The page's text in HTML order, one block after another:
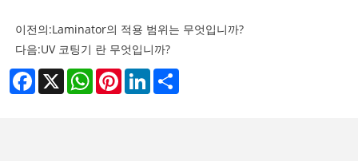
이전의:Laminator의 적용 범위는 무엇입니까?
다음:UV 코팅기 란 무엇입니까?
Facebook
X WhatsAppPinterestLinkedIn